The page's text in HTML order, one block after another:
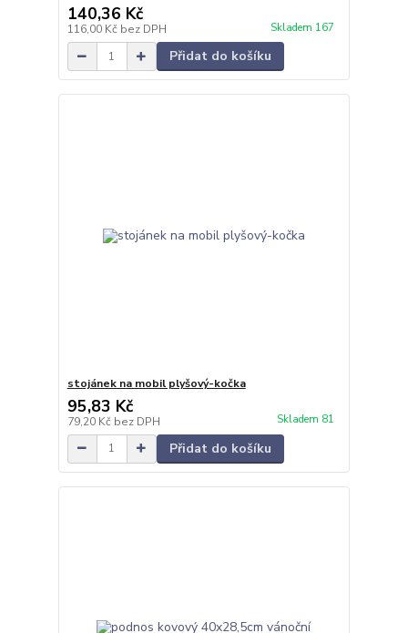
140,36 Kč
116,00 Kč bez DPH Skladem 167
Přidat do košíku
stojánek na mobil plyšový-kočka
95,83 Kč
79,20 Kč bez DPH Skladem 81
Přidat do košíku